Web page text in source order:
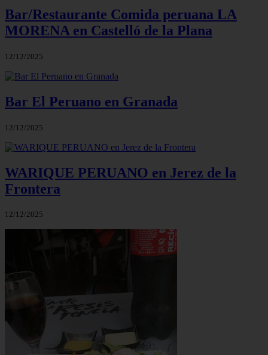
Bar/Restaurante Comida peruana LA
MORENA en Castelló de la Plana
12/12/2025
Bar El Peruano en Granada
12/12/2025
WARIQUE PERUANO en Jerez de la
Frontera
12/12/2025